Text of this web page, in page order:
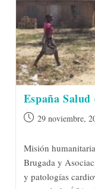
España
Publicación
entrada:
29 noviembre,
Misión
Brugada y
y patologías